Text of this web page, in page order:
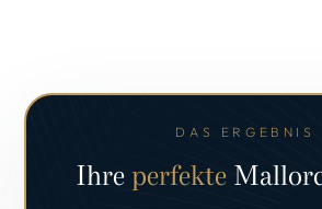
DAS ERGEBNIS
Ihreperfekte